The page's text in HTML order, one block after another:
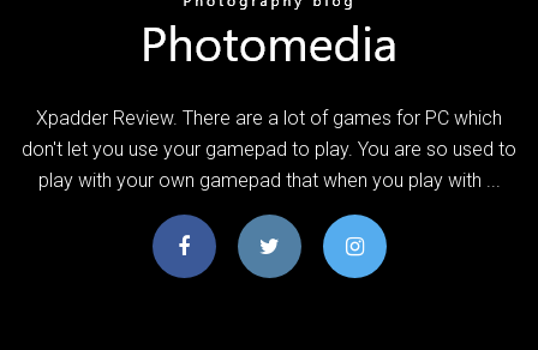
Xpadder Review. There are a lot of games for PC which
don't let you use your gamepad to play. You are so used to
play with your own gamepad that when you play with ...